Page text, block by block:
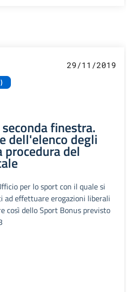
29/11/2019
finestra.
dell'elenco degli
del
per lo sport con il quale si
ad effettuare erogazioni liberali
così dello Sport Bonus previsto